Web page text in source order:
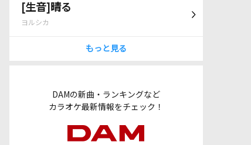
[生音]晴る
ヨルシカ
もっと見る
DAMの新曲・ランキングなど
カラオケ最新情報をチェック！